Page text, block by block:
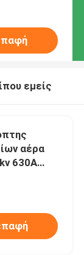
εμείς
αέρα
630A